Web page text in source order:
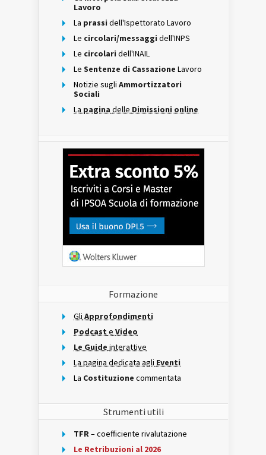
Lavoro
La prassi dell'Ispettorato Lavoro
Le circolari/messaggi dell'INPS
Le circolari dell'INAIL
Le Sentenze di Cassazione Lavoro
Notizie sugli Ammortizzatori
Sociali
La pagina delle Dimissioni online
Formazione
Gli Approfondimenti
Podcast e Video
Le Guide interattive
La pagina dedicata agli Eventi
La Costituzione commentata
Strumenti utili
TFR– coefficiente rivalutazione
Le Retribuzioni al 2026